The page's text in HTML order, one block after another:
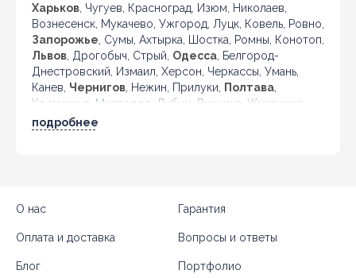
Харьков , Чугуев, Красноград, Изюм, Николаев,
Вознесенск, Мукачево, Ужгород, Луцк, Ковель, Ровно,
Запорожье , Сумы, Ахтырка, Шостка, Ромны, Конотоп,
Львов , Дрогобыч, Стрый, Одесса , Белгород-
Днестровский, Измаил, Херсон, Черкассы, Умань,
Канев, Чернигов , Нежин, Прилуки, Полтава
Кременчуг, Миргород, Лубны, Винница, Жмеринка,
Гайсин, Бердичев, Житомир, Новоград-Волынский,
подробнее
О нас Гарантия
Оплата и доставка Вопросы и ответы
Блог Портфолио